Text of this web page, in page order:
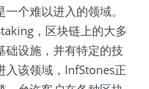
个难以进入的领域。
，区块链上的大多
础设施，并有特定的技
入该领域，InfStones正